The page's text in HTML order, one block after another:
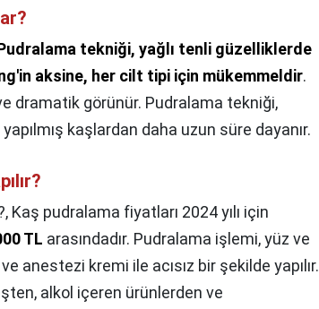
tekniği, yağlı tenli güzelliklerde
aksine, her cilt tipi için mükemmeldir.
dramatik görünür. Pudralama tekniği,
kaşlardan daha uzun süre dayanır.
Kaş pudralama fiyatları 2024 yılı için
TL arasındadır. Pudralama işlemi, yüz ve
anestezi kremi ile acısız bir şekilde yapılır.
alkol içeren ürünlerden ve